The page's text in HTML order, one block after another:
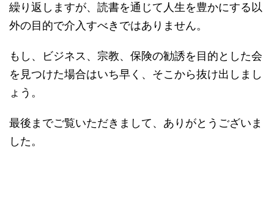
繰り返しますが、読書を通じて人生を豊かにする以
外の目的で介入すべきではありません。
もし、ビジネス、宗教、保険の勧誘を目的とした会
を見つけた場合はいち早く、そこから抜け出しまし
ょう。
最後までご覧いただきまして、ありがとうございま
した。